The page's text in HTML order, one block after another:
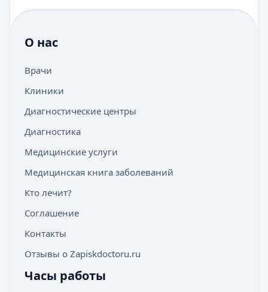
О нас
Врачи
Клиники
Диагностические центры
Диагностика
Медицинские услуги
Медицинская книга заболеваний
Кто лечит?
Соглашение
Контакты
Отзывы о Zapiskdoctoru.ru
Часы работы